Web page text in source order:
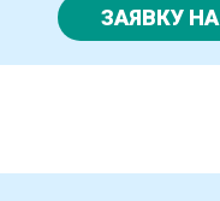
ЗАЯВКУ